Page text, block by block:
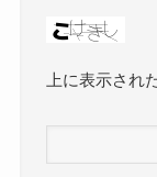
上に表示され